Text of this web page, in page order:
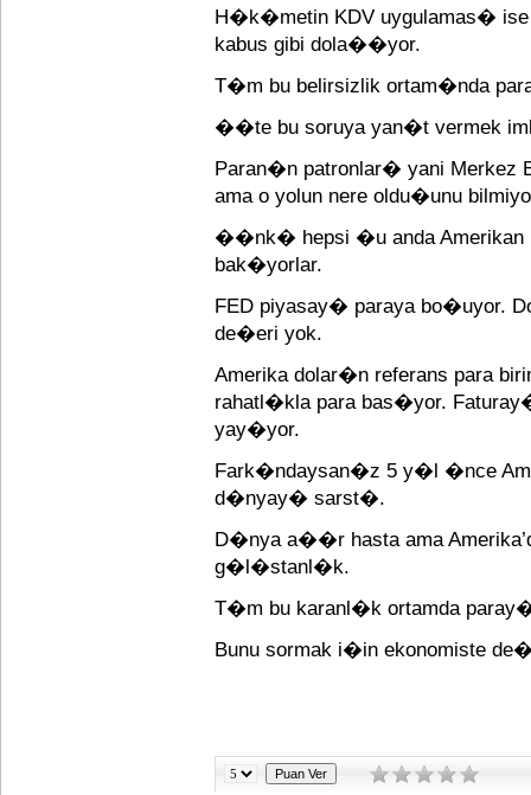
H�k�metin KDV uygulamas�
kabus gibi dola��yor.
T�m bu belirsizlik ortam�nda
��te bu soruya yan�t vermek
Paran�n patronlar� yani
ama o yolun nere oldu�unu
��nk� hepsi �u anda Amerikan
bak�yorlar.
FED piyasay� paraya
de�eri yok.
Amerika dolar�n referans para
rahatl�kla para bas�yor.
yay�yor.
Fark�ndaysan�z 5 y�l �nce
d�nyay� sarst�.
D�nya a��r hasta ama
g�l�stanl�k.
T�m bu karanl�k ortamda
Bunu sormak i�in ekonomiste